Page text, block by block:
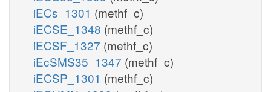
iECs_1301 (methf_c)
iECSE_1348 (methf_c)
iECSF_1327 (methf_c)
iEcSMS35_1347 (methf_c)
iECSP_1301 (methf_c)